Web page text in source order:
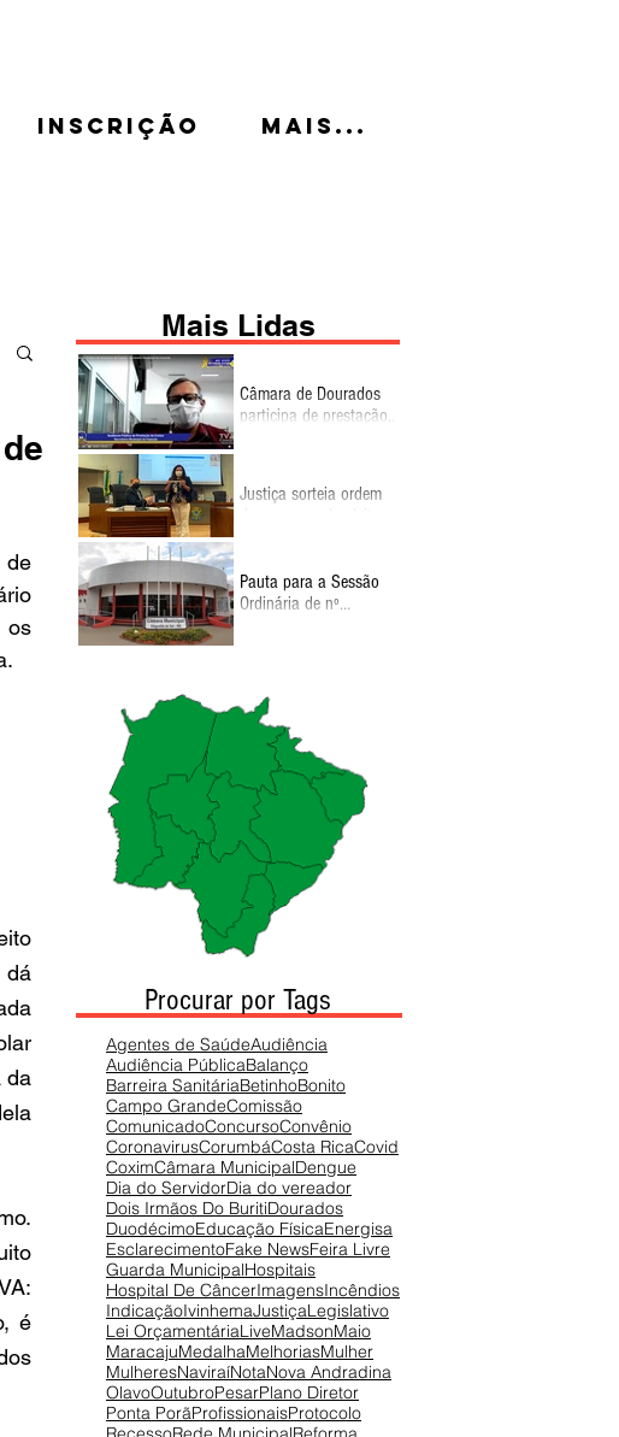
Inscrição Mais...
dá
da
é
Mais Lidas
Câmara de Dourados
participa de prestação
Justiça sorteia ordem
Pauta para a Sessão
Ordinária de nº
Procurar por Tags
Agentes de SaúdeAudiência
Audiência PúblicaBalanço
Barreira SanitáriaBetinhoBonito
Campo GrandeComissão
ComunicadoConcursoConvênio
CoronavirusCorumbáCosta RicaCovid
CoximCâmara MunicipalDengue
Dia do ServidorDia do vereador
Dois Irmãos Do BuritiDourados
DuodécimoEducação FísicaEnergisa
EsclarecimentoFake NewsFeira Livre
Guarda MunicipalHospitais
Hospital De CâncerImagensIncêndios
IndicaçãoIvinhemaJustiçaLegislativo
Lei OrçamentáriaLiveMadsonMaio
MaracajuMedalhaMelhoriasMulher
MulheresNaviraíNotaNova Andradina
OlavoOutubroPesarPlano Diretor
Ponta PorãProfissionaisProtocolo